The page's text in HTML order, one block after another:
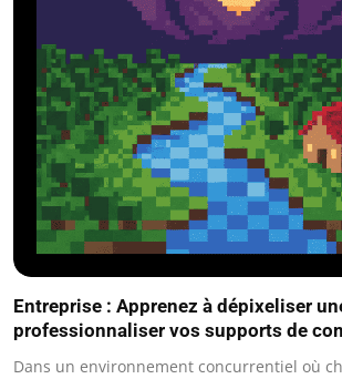
Entreprise : Apprenez à dépixeliser
professionnaliser vos supports de
Dans un environnement concurrentiel où